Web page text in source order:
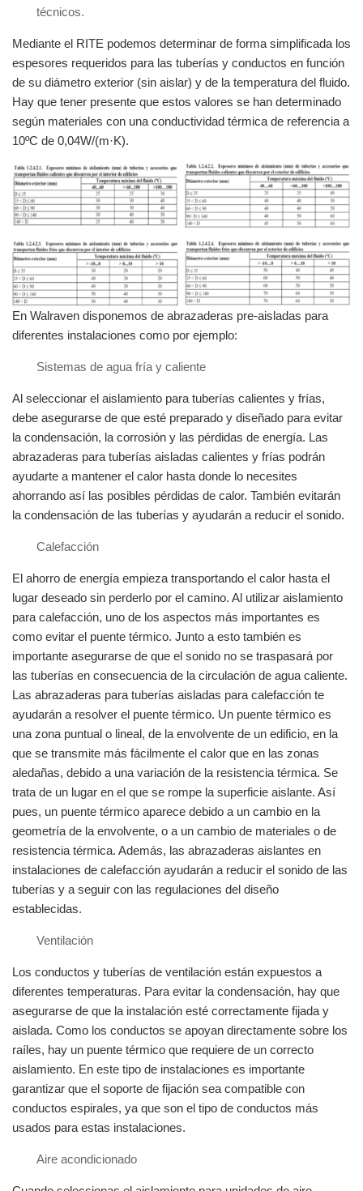
técnicos.
Mediante el RITE podemos determinar de forma simplificada los
espesores requeridos para las tuberías y conductos en función
de su diámetro exterior (sin aislar) y de la temperatura del fluido.
Hay que tener presente que estos valores se han determinado
según materiales con una conductividad térmica de referencia a
10ºC de 0,04W/(m·K).
En Walraven disponemos de abrazaderas pre-aisladas para
diferentes instalaciones como por ejemplo:
Sistemas de agua fría y caliente
Al seleccionar el aislamiento para tuberías calientes y frías,
debe asegurarse de que esté preparado y diseñado para evitar
la condensación, la corrosión y las pérdidas de energía. Las
abrazaderas para tuberías aisladas calientes y frías podrán
ayudarte a mantener el calor hasta donde lo necesites
ahorrando así las posibles pérdidas de calor. También evitarán
la condensación de las tuberías y ayudarán a reducir el sonido.
Calefacción
El ahorro de energía empieza transportando el calor hasta el
lugar deseado sin perderlo por el camino. Al utilizar aislamiento
para calefacción, uno de los aspectos más importantes es
como evitar el puente térmico. Junto a esto también es
importante asegurarse de que el sonido no se traspasará por
las tuberías en consecuencia de la circulación de agua caliente.
Las abrazaderas para tuberías aisladas para calefacción te
ayudarán a resolver el puente térmico. Un puente térmico es
una zona puntual o lineal, de la envolvente de un edificio, en la
que se transmite más fácilmente el calor que en las zonas
aledañas, debido a una variación de la resistencia térmica. Se
trata de un lugar en el que se rompe la superficie aislante. Así
pues, un puente térmico aparece debido a un cambio en la
geometría de la envolvente, o a un cambio de materiales o de
resistencia térmica. Además, las abrazaderas aislantes en
instalaciones de calefacción ayudarán a reducir el sonido de las
tuberías y a seguir con las regulaciones del diseño
establecidas.
Ventilación
Los conductos y tuberías de ventilación están expuestos a
diferentes temperaturas. Para evitar la condensación, hay que
asegurarse de que la instalación esté correctamente fijada y
aislada. Como los conductos se apoyan directamente sobre los
raíles, hay un puente térmico que requiere de un correcto
aislamiento. En este tipo de instalaciones es importante
garantizar que el soporte de fijación sea compatible con
conductos espirales, ya que son el tipo de conductos más
usados para estas instalaciones.
Aire acondicionado